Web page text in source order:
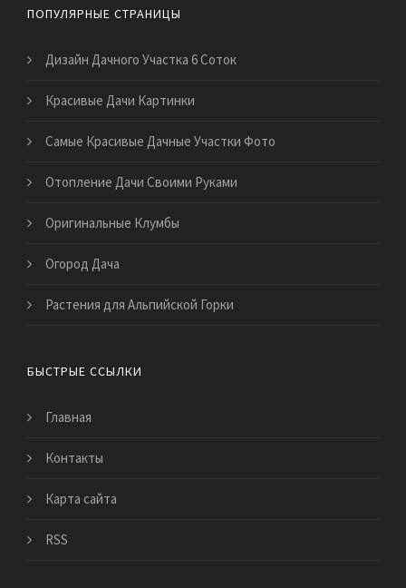
ПОПУЛЯРНЫЕ СТРАНИЦЫ
Дизайн Дачного Участка 6 Соток
Красивые Дачи Картинки
Самые Красивые Дачные Участки Фото
Отопление Дачи Своими Руками
Оригинальные Клумбы
Огород Дача
Растения для Альпийской Горки
БЫСТРЫЕ ССЫЛКИ
Главная
Контакты
Карта сайта
RSS